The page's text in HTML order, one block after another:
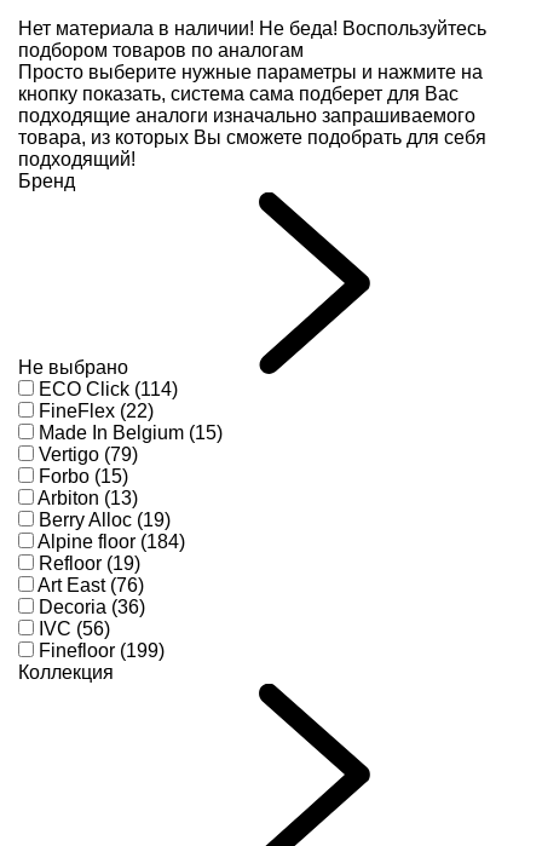
Нет материала в наличии! Не беда! Воспользуйтесь
подбором товаров по аналогам
Просто выберите нужные параметры и нажмите на
кнопку показать, система сама подберет для Вас
подходящие аналоги изначально запрашиваемого
товара, из которых Вы сможете подобрать для себя
подходящий!
Бренд
Не выбрано
ECO Click (114)
FineFlex (22)
Made In Belgium (15)
Vertigo (79)
Forbo (15)
Arbiton (13)
Berry Alloc (19)
Alpine floor (184)
Refloor (19)
Art East (76)
Decoria (36)
IVC (56)
Finefloor (199)
Коллекция